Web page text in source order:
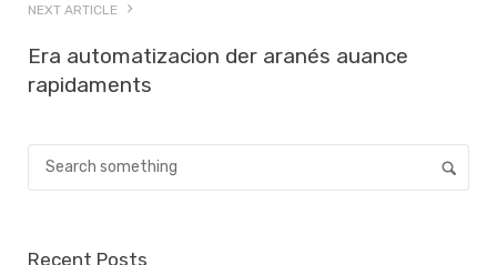
NEXT ARTICLE
Era automatizacion der aranés auance
rapidaments
Recent Posts